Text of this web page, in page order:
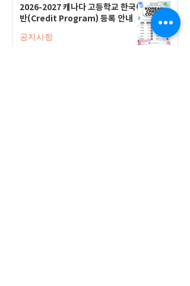
2026-2027 캐나다 고등학교 한국어
반(Credit Program) 등록 안내
공지사항